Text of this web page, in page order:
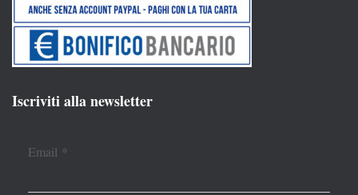
Iscriviti alla newsletter
Email *